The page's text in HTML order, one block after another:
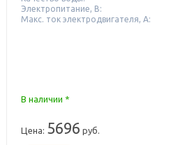
Электропитание, В:
Макс. ток электродвигателя, А:
В наличии *
Цена: 5696 руб.